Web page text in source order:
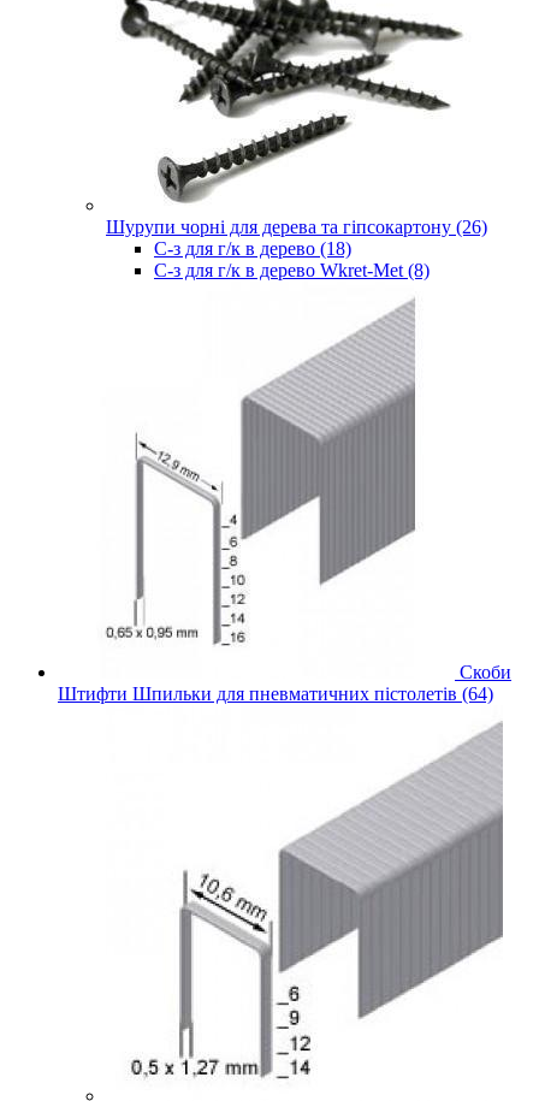
Шурупи чорні для дерева та гіпсокартону (26)
С-з для г/к в дерево (18)
С-з для г/к в дерево Wkret-Met (8)
Скоби
Штифти Шпильки для пневматичних пістолетів (64)